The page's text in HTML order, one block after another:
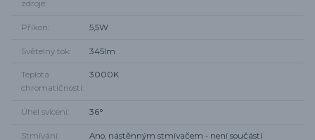
zdroje
Příkon 5,5W
Světelný tok 345lm
Teplota
chromatičnosti
3000K
Úhel svícení 36°
Stmívání Ano, nástěnným stmívačem - není součástí